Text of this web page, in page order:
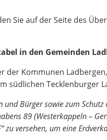
Sie auf der Seite des
in den Gemeinden
Kommunen
südlichen
Bürger sowie zum
89 (Westerkappeln –
versehen, um eine